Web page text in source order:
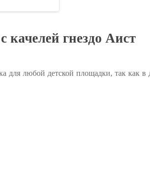
качелей гнездо Аист
для любой детской площадки, так как